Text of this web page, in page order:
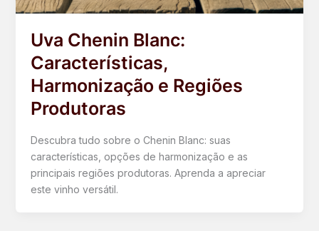
Uva Chenin Blanc:
Características,
Harmonização e Regiões
Produtoras
Descubra tudo sobre o Chenin Blanc: suas
características, opções de harmonização e as
principais regiões produtoras. Aprenda a apreciar
este vinho versátil.